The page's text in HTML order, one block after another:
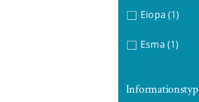
Eiopa (1)
Esma (1)
Informationstyp